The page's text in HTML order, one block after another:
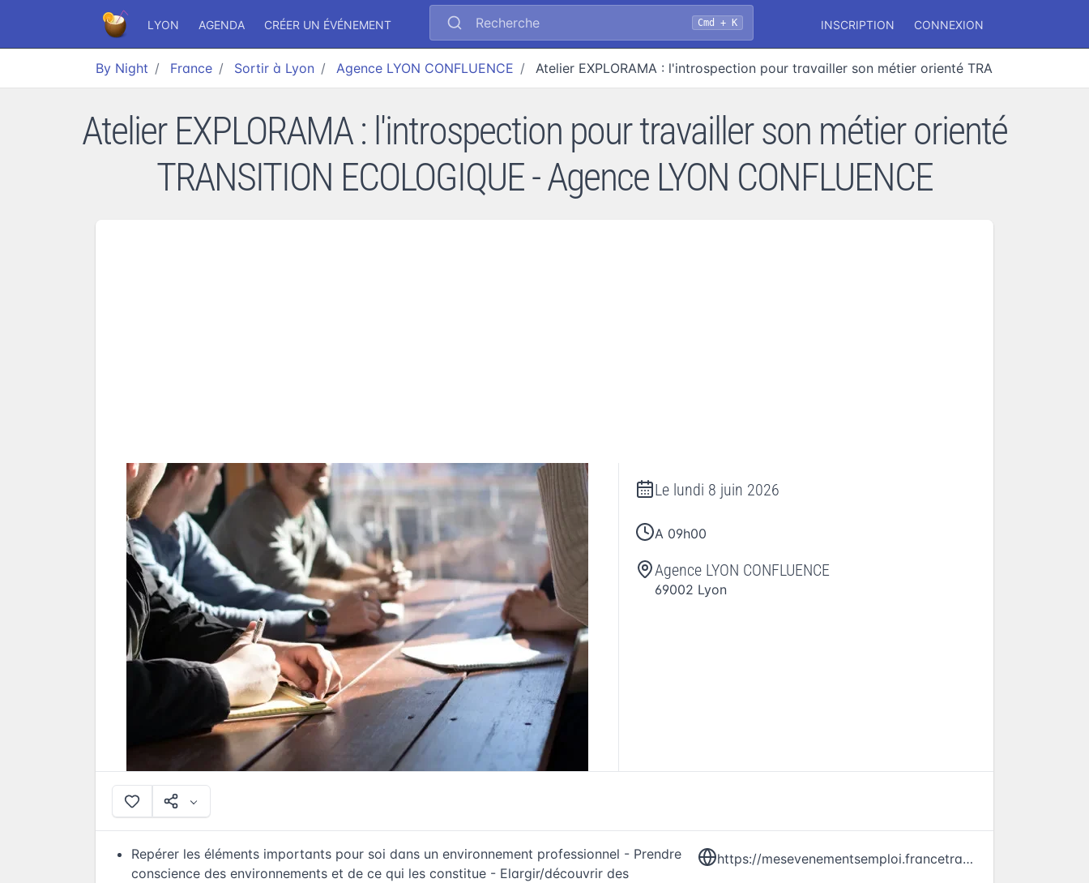
LYON AGENDA CRÉER UN ÉVÉNEMENT Recherche Cmd + K INSCRIPTION CONNEXION
By Night France Sortir à Lyon Agence LYON CONFLUENCE Atelier EXPLORAMA : l'introspection pour travailler son métier orienté TRANSITION
Atelier EXPLORAMA : l'introspection pour travailler son métier orienté
TRANSITION ECOLOGIQUE - Agence LYON CONFLUENCE
Le lundi 8 juin 2026
A 09h00
Agence LYON CONFLUENCE
69002 Lyon
Repérer les éléments importants pour soi dans un environnement professionnel - Prendre
conscience des environnements et de ce qui les constitue - Elargir/découvrir des
https://mesevenementsemploi.francetravail.fr/mes-evenements-emploi/evenement/672765